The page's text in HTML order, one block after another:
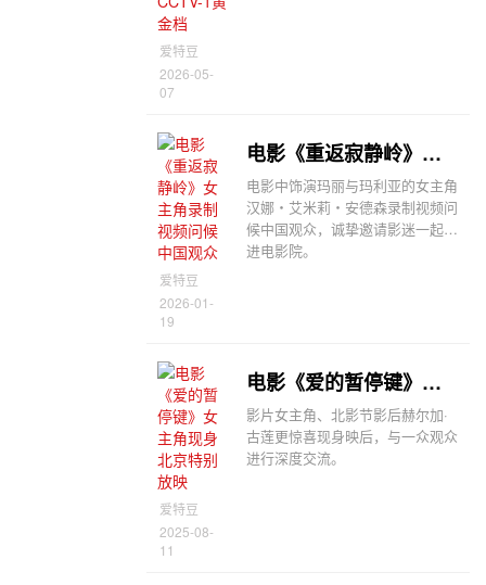
爱特豆
2026-05-
07
爱特豆
2026-01-
19
电影《重返寂静岭》女主角录制视频问候中国观众
电影中饰演玛丽与玛利亚的女主角
汉娜・艾米莉・安德森录制视频问
候中国观众，诚挚邀请影迷一起走
进电影院。
爱特豆
2025-08-
11
电影《爱的暂停键》女主角现身北京特别放映
影片女主角、北影节影后赫尔加·
古莲更惊喜现身映后，与一众观众
进行深度交流。